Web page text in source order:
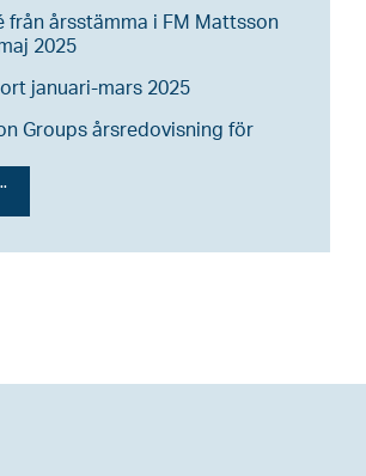
från årsstämma i FM Mattsson
2025
januari-mars 2025
Groups årsredovisning för